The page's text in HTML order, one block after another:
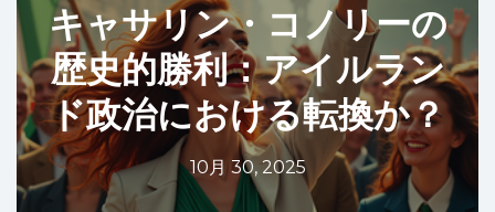
キャサリン・コノリーの
歴史的勝利：アイルラン
ド政治における転換か？
10月 30, 2025